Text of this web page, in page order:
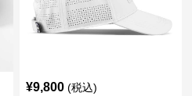
¥9,800 (税込)